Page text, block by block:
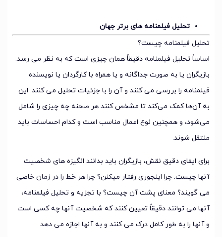
تحلیل فیلمنامه های برتر جهان
تحلیل فیلمنامه چیست؟
اساساً تحلیل فیلمنامه دقیقاً همان چیزی است که به نظر می رسد.
بازیگران یا به صورت جداگانه و یا همراه با کارگردان یا نویسنده
فیلمنامه را بررسی می کنند و آن را با جزئیات تحلیل می کنند. این
به آن‌ها کمک می‌کند تا مشخص کنند هر صحنه چه چیزی را شامل
می‌شود، و همچنین نوع اعمال مناسب است و کدام احساسات باید
منتقل شوند.
برای ایفای دقیق نقش، بازیگران باید بدانند انگیزه های شخصیت
آنها چیست. چرا اینجوری رفتار میکنن؟ چرا هر خط را در زمان خاصی
می گویند؟ معنای پشت آن چیست؟ با تجزیه و تحلیل فیلمنامه،
آنها می توانند دقیقاً تعیین کنند که شخصیت آنها چه کسی است
و آنها را به طور کامل درک می کنند و به آنها اجازه می دهد